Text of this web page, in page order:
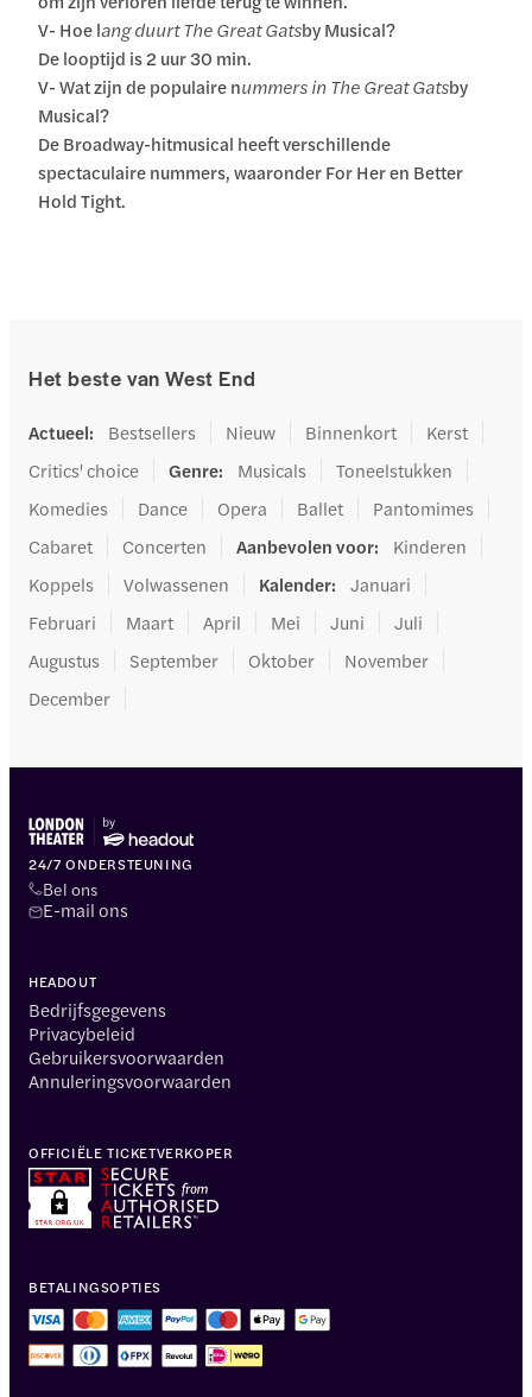
V- Hoe lang duurt The Great Gatsby Musical?
De looptijd is 2 uur 30 min.
V- Wat zijn de populaire nummers in The Great Gatsby
Musical?
De Broadway-hitmusical heeft verschillende
spectaculaire nummers, waaronder For Her en Better
Hold Tight.
Het beste van West End
Actueel: Bestsellers Nieuw Binnenkort
Kerst
Critics' choice
Genre: Musicals
Toneelstukken
Komedies
Dance Opera Ballet
Pantomimes
Cabaret
Concerten Aanbevolen voor:
Kinderen
Koppels
Volwassenen Kalender:
Januari
Februari
Maart April Mei Juni
Juli
Augustus
September Oktober
November
December
24/7 ONDERSTEUNING
Bel ons
E-mail ons
HEADOUT
Bedrijfsgegevens
Privacybeleid
Gebruikersvoorwaarden
Annuleringsvoorwaarden
BETALINGSOPTIES
OFFICIËLE TICKETVERKOPER